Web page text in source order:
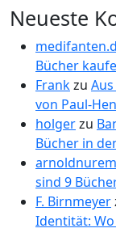
Neueste
Bücher
Frankzu
von Paul-
holgerzu
Bücher in
sind 9
F. Birnmeyer
Identität: